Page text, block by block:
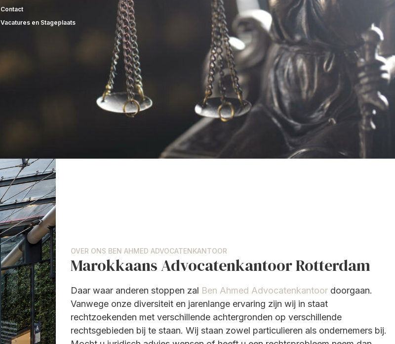
Contact
Vacatures en Stageplaats
OVER ONS BEN AHMED ADVOCATENKANTOOR
Marokkaans Advocatenkantoor Rotterdam
Daar waar anderen stoppen zal Ben Ahmed Advocatenkantoor doorgaan.
Vanwege onze diversiteit en jarenlange ervaring zijn wij in staat
rechtzoekenden met verschillende achtergronden op verschillende
rechtsgebieden bij te staan. Wij staan zowel particulieren als ondernemers bij.